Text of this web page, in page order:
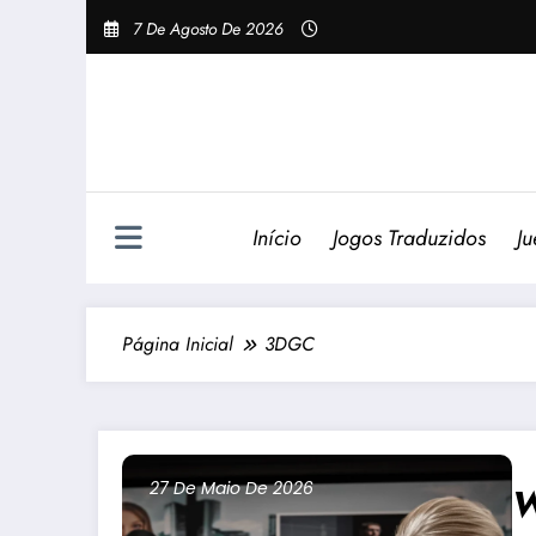
Pular
Para
7 De Agosto De 2026
Início Jogos Traduzidos
Página Inicial 3DGC
27 De Maio De 2026